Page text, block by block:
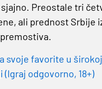
Preostale tri
ali prednost Srbije
svoje favorite u
(Igraj odgovorno, 18+)